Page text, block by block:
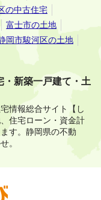
の中古住宅
富士市の土地
岡市駿河区の土地
・新築一戸建て・土
情報総合サイト【し
住宅ローン・資金計
す。 静岡県の不動
。